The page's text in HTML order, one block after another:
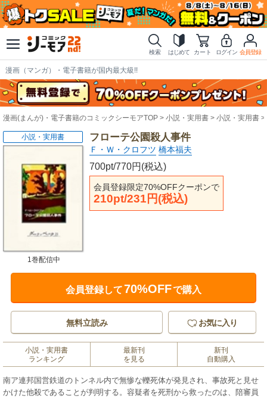
検索 はじめて カート ログイン 会員登録
漫画（マンガ）・電子書籍が国内最大級!!
漫画(まんが)・電子書籍のコミックシーモアTOP 小説・実用書 小説・実用書
フローテ公園殺人事件
Ｆ・Ｗ・クロフツ 橋本福夫
700pt/770円(税込)
会員登録限定70%OFFクーポンで
210pt/231円(税込)
小説・実用書
1巻配信中
会員登録して70%OFFで購入
無料立読み お気に入り
小説・実用書
ランキング
最新刊
を見る
新刊
自動購入
南ア連邦国営鉄道のトンネル内で無惨な轢死体が発見され、事故死と見せ
かけた他殺であることが判明する。容疑者を死刑から救ったのは、陪審員